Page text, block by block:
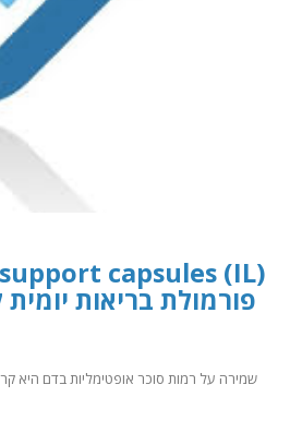
capsules (IL)
שמירה על רמות סוכר אופטימליות בדם היא